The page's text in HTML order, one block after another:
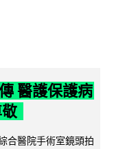
醫護保護病
合醫院手術室鏡頭拍